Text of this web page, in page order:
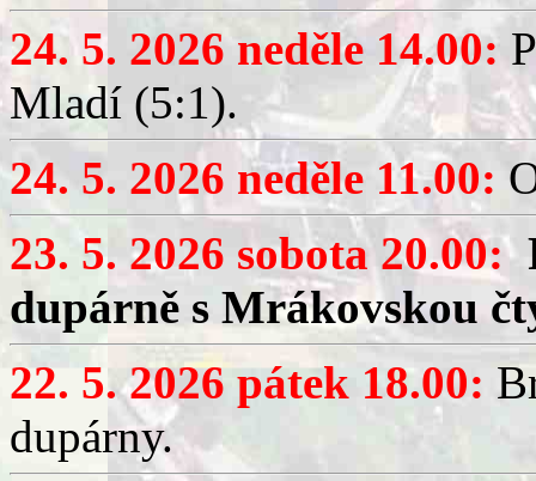
24. 5. 2026 neděle 14.00:
Mladí (5:1).
24. 5. 2026 neděle 11.00:
23. 5. 2026 sobota 20.00:
dupárně s Mrákovskou
22. 5. 2026 pátek 18.00:
dupárny.